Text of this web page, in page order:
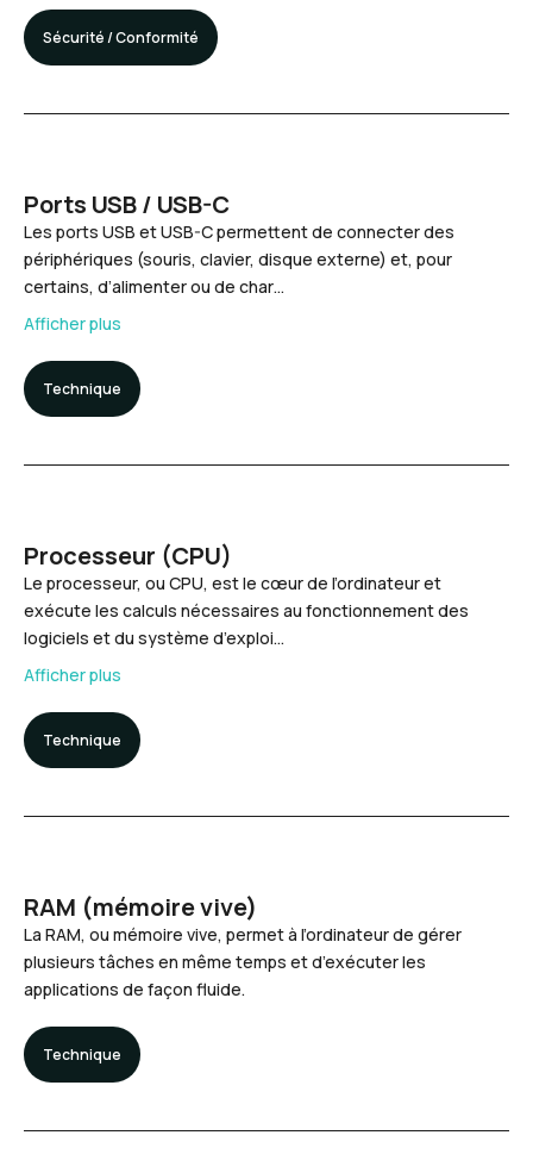
Sécurité / Conformité
Ports USB / USB-C
Les ports USB et USB-C permettent de connecter des
périphériques (souris, clavier, disque externe) et, pour
certains, d’alimenter ou de char…
Afficher plus
Technique
Processeur (CPU)
Le processeur, ou CPU, est le cœur de l’ordinateur et
exécute les calculs nécessaires au fonctionnement des
logiciels et du système d’exploi…
Afficher plus
Technique
RAM (mémoire vive)
La RAM, ou mémoire vive, permet à l’ordinateur de gérer
plusieurs tâches en même temps et d’exécuter les
applications de façon fluide.
Technique